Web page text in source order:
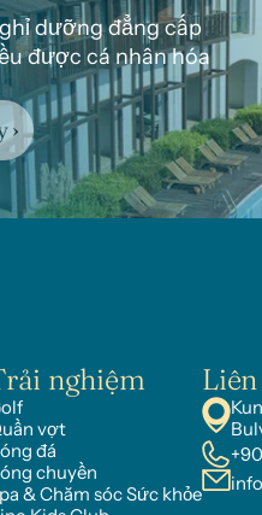
dưỡng đẳng cấp
được cá nhân hóa
›
nghiệm
vợt
đá
chuyền
& Chăm sóc Sức khỏe